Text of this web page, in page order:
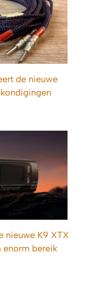
de nieuwe
nieuwe K9 XTX
enorm bereik